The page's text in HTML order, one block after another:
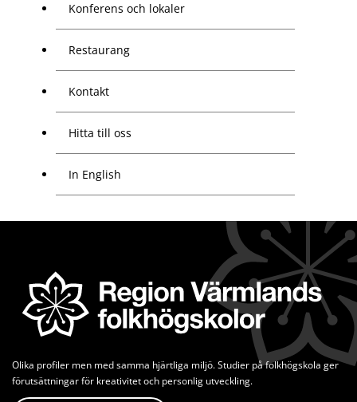
Konferens och lokaler
Restaurang
Kontakt
Hitta till oss
In English
Olika profiler men med samma hjärtliga miljö. Studier på folkhögskola ger
förutsättningar för kreativitet och personlig utveckling.